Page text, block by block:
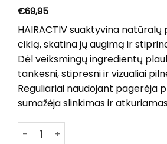
€69,95
HAIRACTIV suaktyvina natūralų
ciklą, skatina jų augimą ir
Dėl veiksmingų ingredientų
tankesni, stipresni ir vizualiai
Reguliariai naudojant pagerėja
sumažėja slinkimas ir
produkto kiekis: TOLURE HAIRACTIV